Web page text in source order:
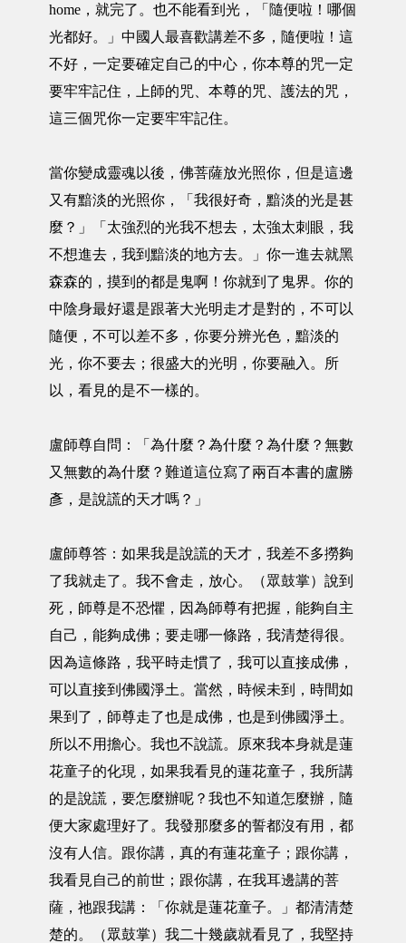
home，就完了。也不能看到光，「隨便啦！哪個
光都好。」中國人最喜歡講差不多，隨便啦！這
不好，一定要確定自己的中心，你本尊的咒一定
要牢牢記住，上師的咒、本尊的咒、護法的咒，
這三個咒你一定要牢牢記住。
當你變成靈魂以後，佛菩薩放光照你，但是這邊
又有黯淡的光照你，「我很好奇，黯淡的光是甚
麼？」「太強烈的光我不想去，太強太刺眼，我
不想進去，我到黯淡的地方去。」你一進去就黑
森森的，摸到的都是鬼啊！你就到了鬼界。你的
中陰身最好還是跟著大光明走才是對的，不可以
隨便，不可以差不多，你要分辨光色，黯淡的
光，你不要去；很盛大的光明，你要融入。所
以，看見的是不一樣的。
盧師尊自問：「為什麼？為什麼？為什麼？無數
又無數的為什麼？難道這位寫了兩百本書的盧勝
彥，是說謊的天才嗎？」
盧師尊答：如果我是說謊的天才，我差不多撈夠
了我就走了。我不會走，放心。（眾鼓掌）說到
死，師尊是不恐懼，因為師尊有把握，能夠自主
自己，能夠成佛；要走哪一條路，我清楚得很。
因為這條路，我平時走慣了，我可以直接成佛，
可以直接到佛國淨土。當然，時候未到，時間如
果到了，師尊走了也是成佛，也是到佛國淨土。
所以不用擔心。我也不說謊。原來我本身就是蓮
花童子的化現，如果我看見的蓮花童子，我所講
的是說謊，要怎麼辦呢？我也不知道怎麼辦，隨
便大家處理好了。我發那麼多的誓都沒有用，都
沒有人信。跟你講，真的有蓮花童子；跟你講，
我看見自己的前世；跟你講，在我耳邊講的菩
薩，祂跟我講：「你就是蓮花童子。」都清清楚
楚的。（眾鼓掌）我二十幾歲就看見了，我堅持